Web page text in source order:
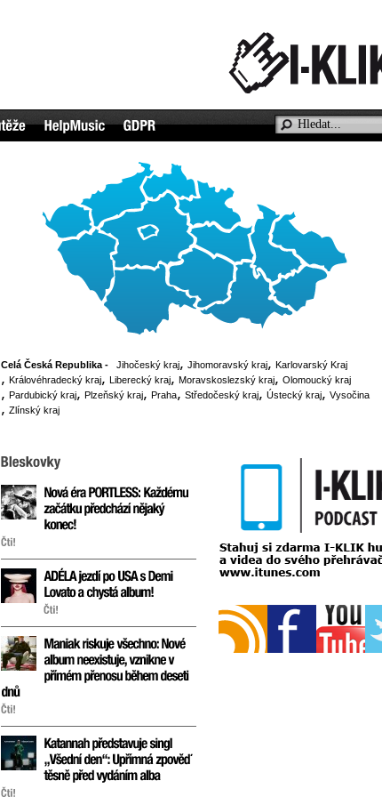
Celá Česká Republika - Jihočeský kraj Jihomoravský kraj
Karlovarský Kraj
Královéhradecký kraj
Liberecký kraj Moravskoslezský kraj
Olomoucký kraj
Pardubický kraj
Plzeňský kraj Praha Středočeský kraj Ústecký kraj
Vysočina
Zlínský kraj